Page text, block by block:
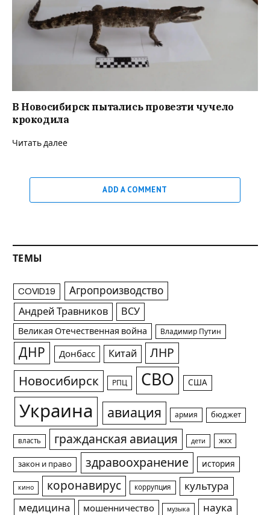
В Новосибирск пытались провезти чучело
крокодила
Читать далее
ADD A COMMENT
ТЕМЫ
COVID19 Агропроизводство
Андрей Травников ВСУ
Великая Отечественная война Владимир Путин
ДНР Донбасс Китай ЛНР
Новосибирск РПЦ СВО США
Украина авиация армия бюджет
власть гражданская авиация дети жкх
закон и право здравоохранение история
кино коронавирус коррупция
культура
медицина
мошенничество музыка
наука